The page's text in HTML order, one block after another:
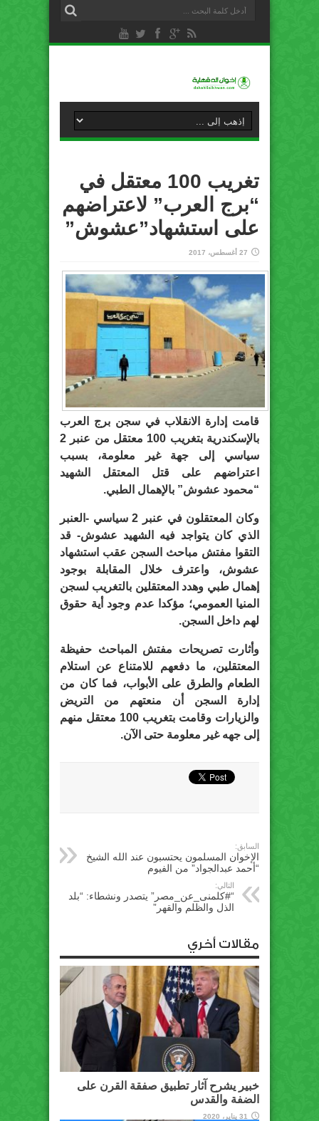
تغريب 100 معتقل في
“برج العرب” لاعتراضهم
على استشهاد”عشوش”
27 أغسطس، 2017
قامت إدارة الانقلاب في سجن برج العرب
بالإسكندرية بتغريب 100 معتقل من عنبر 2
سياسي إلى جهة غير معلومة، بسبب
اعتراضهم على قتل المعتقل الشهيد
“محمود عشوش” بالإهمال الطبي.
وكان المعتقلون في عنبر 2 سياسي -العنبر
الذي كان يتواجد فيه الشهيد عشوش- قد
التقوا مفتش مباحث السجن عقب استشهاد
عشوش، واعترف خلال المقابلة بوجود
إهمال طبي وهدد المعتقلين بالتغريب لسجن
المنيا العمومي؛ مؤكدا عدم وجود أية حقوق
لهم داخل السجن.
وأثارت تصريحات مفتش المباحث حفيظة
المعتقلين، ما دفعهم للامتناع عن استلام
الطعام والطرق على الأبواب، فما كان من
إدارة السجن أن منعتهم من التريض
والزيارات وقامت بتغريب 100 معتقل منهم
إلى جهه غير معلومة حتى الآن.
السابق:
الإخوان المسلمون يحتسبون عند الله الشيخ
“أحمد عبدالجواد” من الفيوم
التالي:
“#كلمنى_عن_مصر” يتصدر ونشطاء: “بلد
الذل والظلم والقهر”
مقالات أخري
خبير يشرح آثار تطبيق صفقة القرن على
الضفة والقدس
31 يناير، 2020